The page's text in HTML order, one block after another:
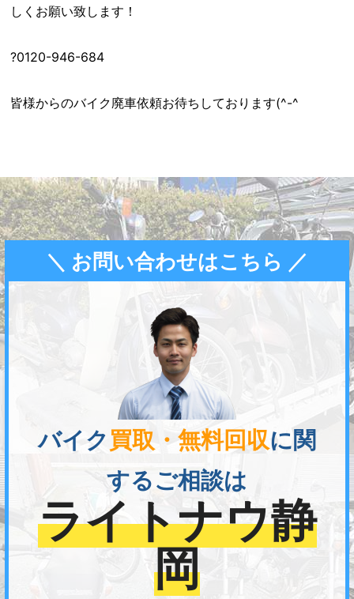
しくお願い致します！
?0120-946-684
皆様からのバイク廃車依頼お待ちしております(^-^ゞ
＼ お問い合わせはこちら ／
バイク 買取・無料回収に関
するご相談は
ライトナウ静
岡